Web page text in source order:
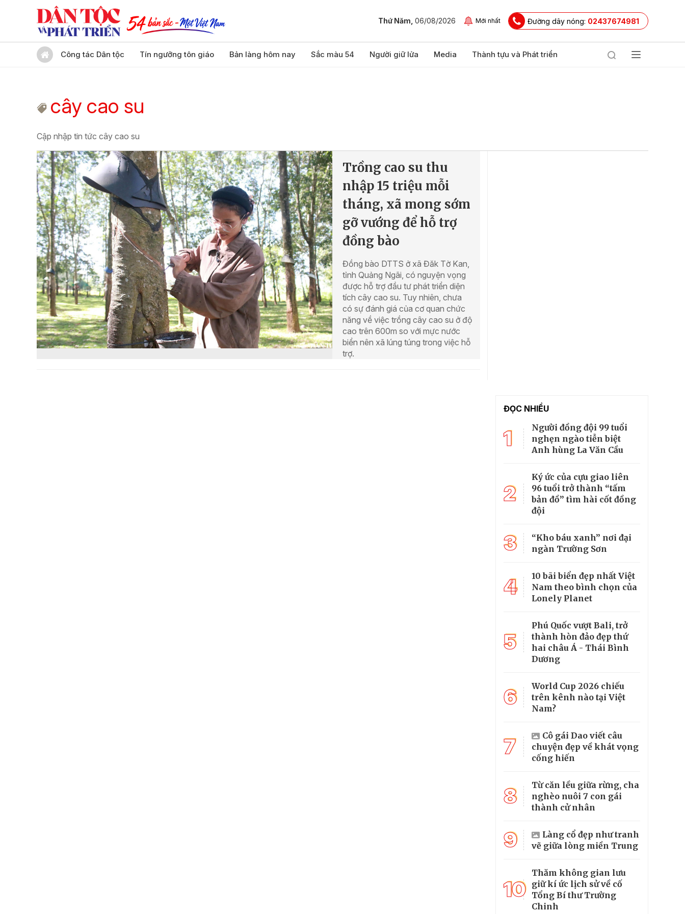
Thứ Năm, 06/08/2026 Mới nhất Đường dây nóng: 02437674981
Công tác Dân tộc Tín ngưỡng tôn giáo Bản làng hôm nay Sắc màu 54 Người giữ lửa Media Thành tựu và Phát triển
cây cao su
Cập nhập tin tức cây cao su
Trồng cao su thu
nhập 15 triệu mỗi
tháng, xã mong sớm
gỡ vướng để hỗ trợ
đồng bào
Đồng bào DTTS ở xã Đăk Tờ Kan,
tỉnh Quảng Ngãi, có nguyện vọng
được hỗ trợ đầu tư phát triển diện
tích cây cao su. Tuy nhiên, chưa
có sự đánh giá của cơ quan chức
năng về việc trồng cây cao su ở độ
cao trên 600m so với mực nước
biển nên xã lúng túng trong việc hỗ
trợ.
ĐỌC NHIỀU
1
Người đồng đội 99 tuổi
nghẹn ngào tiễn biệt
Anh hùng La Văn Cầu
2
Ký ức của cựu giao liên
96 tuổi trở thành “tấm
bản đồ” tìm hài cốt đồng
đội
3
“Kho báu xanh” nơi đại
ngàn Trường Sơn
4
10 bãi biển đẹp nhất Việt
Nam theo bình chọn của
Lonely Planet
5
Phú Quốc vượt Bali, trở
thành hòn đảo đẹp thứ
hai châu Á - Thái Bình
Dương
6
World Cup 2026 chiếu
trên kênh nào tại Việt
Nam?
7
Cô gái Dao viết câu
chuyện đẹp về khát vọng
cống hiến
8
Từ căn lều giữa rừng, cha
nghèo nuôi 7 con gái
thành cử nhân
9
Làng cổ đẹp như tranh
vẽ giữa lòng miền Trung
10
Thăm không gian lưu
giữ kí ức lịch sử về cố
Tổng Bí thư Trường
Chinh